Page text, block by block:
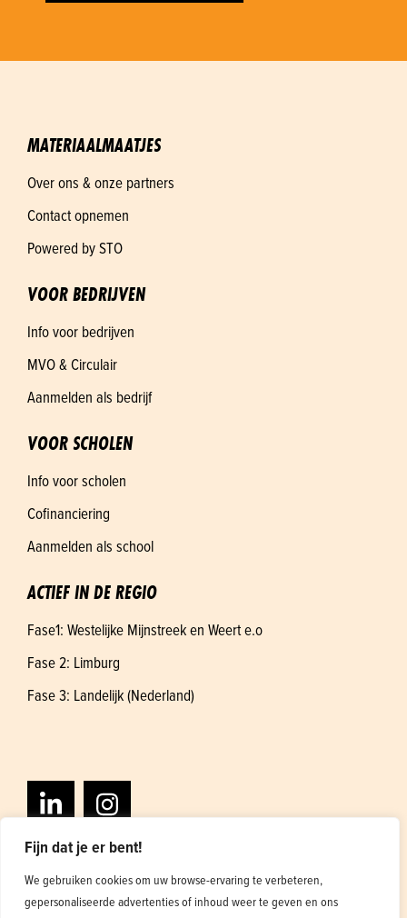
Fijn dat je er bent!
We gebruiken cookies om uw browse-ervaring te verbeteren,
gepersonaliseerde advertenties of inhoud weer te geven en ons
MATERIAALMAATJES
Over ons & onze partners
Contact opnemen
Powered by STO
VOOR BEDRIJVEN
Info voor bedrijven
MVO & Circulair
Aanmelden als bedrijf
VOOR SCHOLEN
Info voor scholen
Cofinanciering
Aanmelden als school
ACTIEF IN DE REGIO
Fase1: Westelijke Mijnstreek en Weert e.o
Fase 2: Limburg
Fase 3: Landelijk (Nederland)
Algemene voorwaarden Privacybeleid